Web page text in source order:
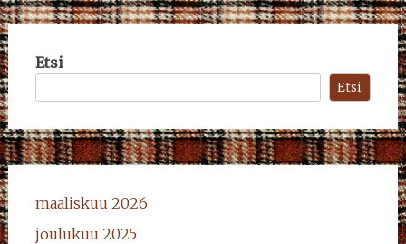
Etsi
Etsi
maaliskuu 2026
joulukuu 2025